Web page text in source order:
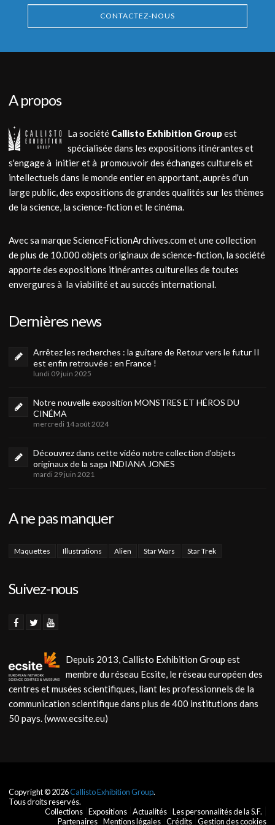
CONTACTEZ-NOUS
A propos
La société Callisto Exhibition Groupest
spécialisée dans les expositions itinérantes et
s'engage à initier et à promouvoir des échanges culturels et
intellectuels dans le monde entier en apportant, auprès d'un
large public, des expositions de grandes qualités sur les thèmes
de la science, la science-fiction et le cinéma.
Avec sa marque ScienceFictionArchives.com et une collection
de plus de 10.000 objets originaux de science-fiction, la société
apporte des expositions itinérantes culturelles de toutes
envergures à la viabilité et au succés international.
Dernières news
Arrêtez les recherches : la guitare de Retour vers le futur II
est enfin retrouvée : en France !
lundi 09 juin 2025
Notre nouvelle exposition MONSTRES ET HÉROS DU
CINÉMA
mercredi 14 août 2024
Découvrez dans cette vidéo notre collection d'objets
originaux de la saga INDIANA JONES
mardi 29 juin 2021
A ne pas manquer
Maquettes Illustrations Alien Star Wars Star Trek
Suivez-nous
Depuis 2013, Callisto Exhibition Group est
membre du réseau Ecsite, le réseau européen des
centres et musées scientifiques, liant les professionnels de la
communication scientifique dans plus de 400 institutions dans
50 pays. (www.ecsite.eu)
Copyright © 2026Callisto Exhibition Group.
Tous droits reservés.
Collections Expositions Actualités Les personnalités de la S.F.
Partenaires Mentions légales Crédits Gestion des cookies